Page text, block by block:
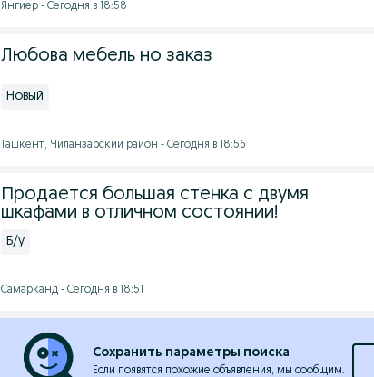
Янгиер - Сегодня в 18:58
Любова мебель но заказ
Новый
Ташкент, Чиланзарский район - Сегодня в 18:56
Продается большая стенка с двумя
шкафами в отличном состоянии!
Б/у
Самарканд - Сегодня в 18:51
Сохранить параметры поиска
Если появятся похожие объявления, мы сообщим.